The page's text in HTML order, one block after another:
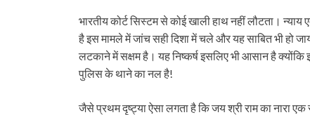
भारतीय कोर्ट सिस्टम से कोई खाली हाथ नहीं लौटता।
है इस मामले में जांच सही दिशा में चले और यह साबित भी हो
लटकाने में सक्षम है। यह निष्कर्ष इसलिए भी आसान है क्योंकि
पुलिस के थाने का नल है!
जैसे प्रथम दृष्ट्या ऐसा लगता है कि जय श्री राम का नारा